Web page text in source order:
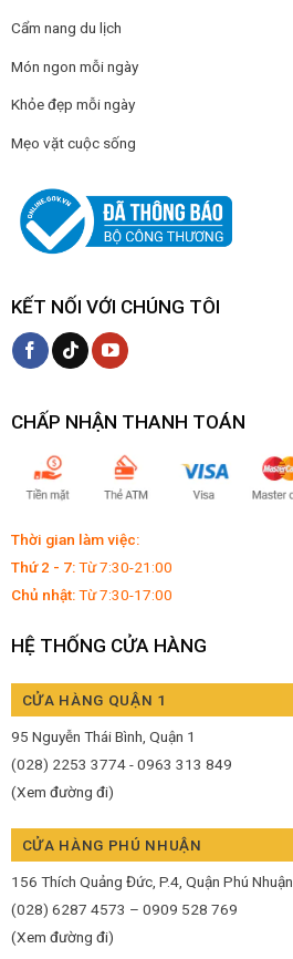
Cẩm nang du lịch
Món ngon mỗi ngày
Khỏe đẹp mỗi ngày
Mẹo vặt cuộc sống
KẾT NỐI VỚI CHÚNG TÔI
CHẤP NHẬN THANH TOÁN
Thời gian làm việc:
Thứ 2 - 7:Từ 7:30-21:00
Chủ nhật:Từ 7:30-17:00
HỆ THỐNG CỬA HÀNG
CỬA HÀNG QUẬN 1
95 Nguyễn Thái Bình, Quận 1
(028) 2253 3774 - 0963 313 849
(Xem đường đi)
CỬA HÀNG PHÚ NHUẬN
156 Thích Quảng Đức, P.4, Quận Phú Nhuận
(028) 6287 4573 – 0909 528 769
(Xem đường đi)